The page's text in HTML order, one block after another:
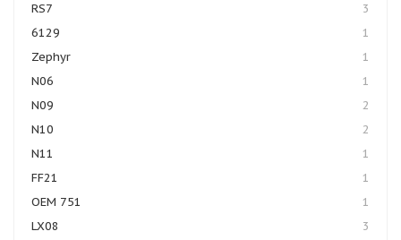
RS7
3
6129
1
Zephyr
1
N06
1
N09
2
N10
2
N11
1
FF21
1
OEM 751
1
LX08
3